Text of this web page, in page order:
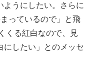
うにしたい。さらに
っているので」と飛
くる紅白なので、見
にしたい」とのメッセ